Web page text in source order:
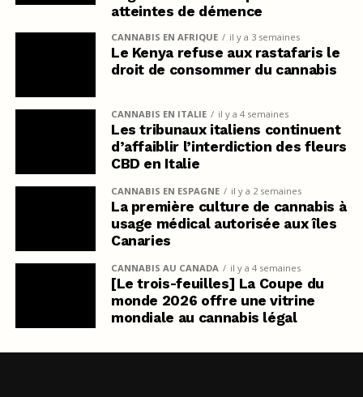
atteintes de démence
CANNABIS EN AFRIQUE il y a 3 semaines
Le Kenya refuse aux rastafaris le
droit de consommer du cannabis
CANNABIS EN ITALIE il y a 4 semaines
Les tribunaux italiens continuent
d’affaiblir l’interdiction des fleurs
CBD en Italie
CANNABIS EN ESPAGNE il y a 2 semaines
La première culture de cannabis à
usage médical autorisée aux îles
Canaries
CANNABIS AU CANADA il y a 4 semaines
[Le trois-feuilles] La Coupe du
monde 2026 offre une vitrine
mondiale au cannabis légal